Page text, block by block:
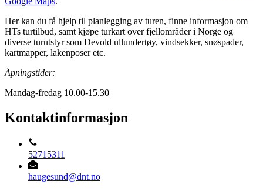
Her kan du få hjelp til planlegging av turen, finne informasjon om
HTs turtilbud, samt kjøpe turkart over fjellområder i Norge og
diverse turutstyr som Devold ullundertøy, vindsekker, snøspader,
kartmapper, lakenposer etc.
Åpningstider:
Mandag-fredag 10.00-15.30
Kontaktinformasjon
52715311
haugesund@dnt.no